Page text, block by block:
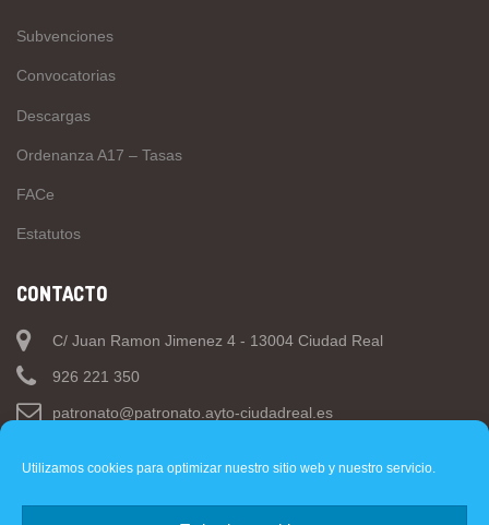
Utilizamos cookies para optimizar nuestro sitio web y nuestro servicio.
Subvenciones
Convocatorias
Descargas
Ordenanza A17 – Tasas
FACe
Estatutos
CONTACTO
C/ Juan Ramon Jimenez 4 - 13004 Ciudad Real
926 221 350
patronato@patronato.ayto-ciudadreal.es